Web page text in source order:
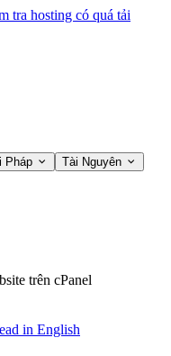
tra hosting có quá tải
Pháp Tài Nguyên
trên cPanel
in English